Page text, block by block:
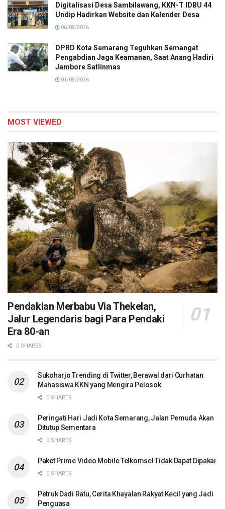
Digitalisasi Desa Sambilawang, KKN-T IDBU 44
Undip Hadirkan Website dan Kalender Desa
06/08/2026
DPRD Kota Semarang Teguhkan Semangat
Pengabdian Jaga Keamanan, Saat Anang Hadiri
Jambore Satlinmas
01/08/2026
MOST VIEWED
Pendakian Merbabu Via Thekelan,
Jalur Legendaris bagi Para Pendaki
Era 80-an
0 SHARES
Sukoharjo Trending di Twitter, Berawal dari Curhatan
Mahasiswa KKN yang Mengira Pelosok
0 SHARES
Peringati Hari Jadi Kota Semarang, Jalan Pemuda Akan
Ditutup Sementara
0 SHARES
Paket Prime Video Mobile Telkomsel Tidak Dapat Dipakai
0 SHARES
Petruk Dadi Ratu, Cerita Khayalan Rakyat Kecil yang Jadi
Penguasa